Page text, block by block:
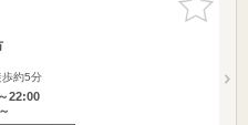
りに追加
歩約5分
22:00